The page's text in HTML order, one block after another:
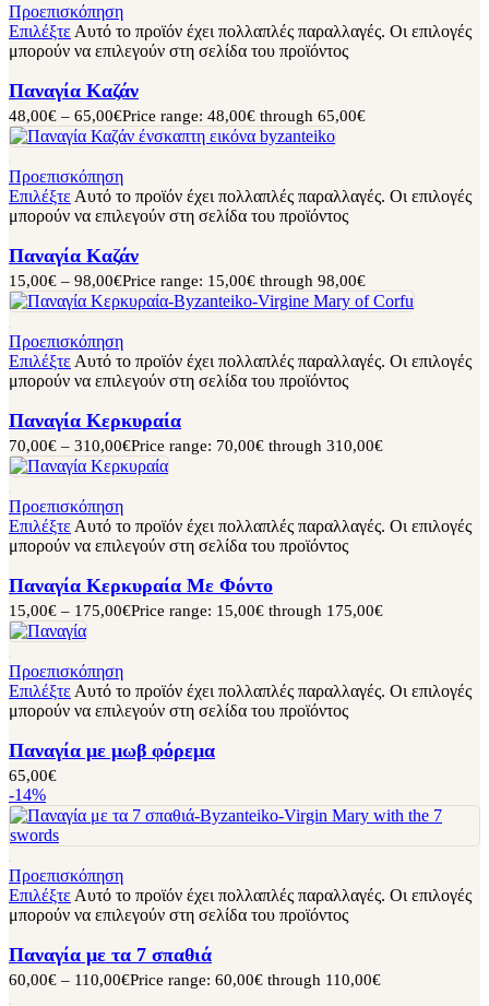
Προεπισκόπηση
Επιλέξτε Αυτό το προϊόν έχει πολλαπλές παραλλαγές. Οι επιλογές
μπορούν να επιλεγούν στη σελίδα του προϊόντος
Παναγία Καζάν
48,00€ – 65,00€Price range: 48,00€ through 65,00€
Προεπισκόπηση
Επιλέξτε Αυτό το προϊόν έχει πολλαπλές παραλλαγές. Οι επιλογές
μπορούν να επιλεγούν στη σελίδα του προϊόντος
Παναγία Καζάν
15,00€ – 98,00€Price range: 15,00€ through 98,00€
Προεπισκόπηση
Επιλέξτε Αυτό το προϊόν έχει πολλαπλές παραλλαγές. Οι επιλογές
μπορούν να επιλεγούν στη σελίδα του προϊόντος
Παναγία Κερκυραία
70,00€ – 310,00€Price range: 70,00€ through 310,00€
Προεπισκόπηση
Επιλέξτε Αυτό το προϊόν έχει πολλαπλές παραλλαγές. Οι επιλογές
μπορούν να επιλεγούν στη σελίδα του προϊόντος
Παναγία Κερκυραία Με Φόντο
15,00€ – 175,00€Price range: 15,00€ through 175,00€
Προεπισκόπηση
Επιλέξτε Αυτό το προϊόν έχει πολλαπλές παραλλαγές. Οι επιλογές
μπορούν να επιλεγούν στη σελίδα του προϊόντος
Παναγία με μωβ φόρεμα
65,00€
-14%
Προεπισκόπηση
Επιλέξτε Αυτό το προϊόν έχει πολλαπλές παραλλαγές. Οι επιλογές
μπορούν να επιλεγούν στη σελίδα του προϊόντος
Παναγία με τα 7 σπαθιά
60,00€ – 110,00€Price range: 60,00€ through 110,00€